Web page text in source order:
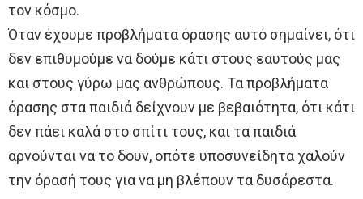
τον κόσμο.
Όταν έχουμε προβλήματα όρασης αυτό σημαίνει, ότι
δεν επιθυμούμε να δούμε κάτι στους εαυτούς μας
και στους γύρω μας ανθρώπους. Τα προβλήματα
όρασης στα παιδιά δείχνουν με βεβαιότητα, ότι κάτι
δεν πάει καλά στο σπίτι τους, και τα παιδιά
αρνούνται να το δουν, οπότε υποσυνείδητα χαλούν
την όρασή τους για να μη βλέπουν τα δυσάρεστα.